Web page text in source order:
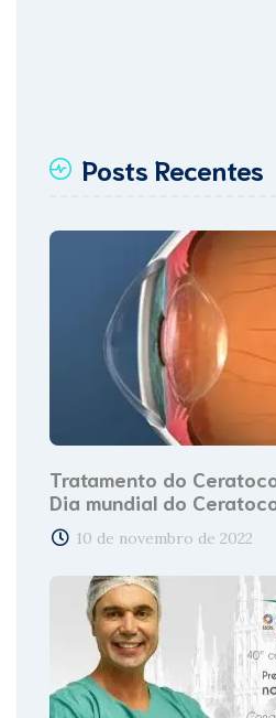
Posts Recentes
Tratamento do
Dia mundial do
10 de novembro de 2022